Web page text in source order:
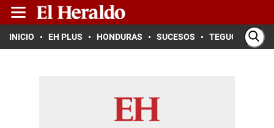
INICIO EH PLUS HONDURAS SUCESOS TEGUCIGALPA